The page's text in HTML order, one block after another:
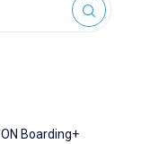
Boarding+